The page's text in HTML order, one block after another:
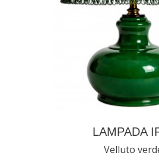
LAMPADA
Velluto